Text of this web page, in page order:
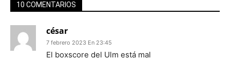
10 COMENTARIOS
césar
7 febrero 2023 En 23:45
El boxscore del Ulm está mal